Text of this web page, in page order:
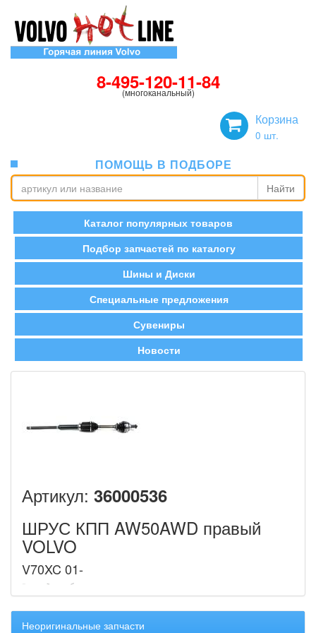
8-495-120-11-84
(многоканальный)
Корзина
0 шт.
ПОМОЩЬ В ПОДБОРЕ
Найти
Каталог популярных товаров
Подбор запчастей по каталогу
Шины и Диски
Специальные предложения
Сувениры
Новости
Артикул: 36000536
ШРУС КПП AW50AWD правый
VOLVO
V70XC 01-
Неоригинальные запчасти